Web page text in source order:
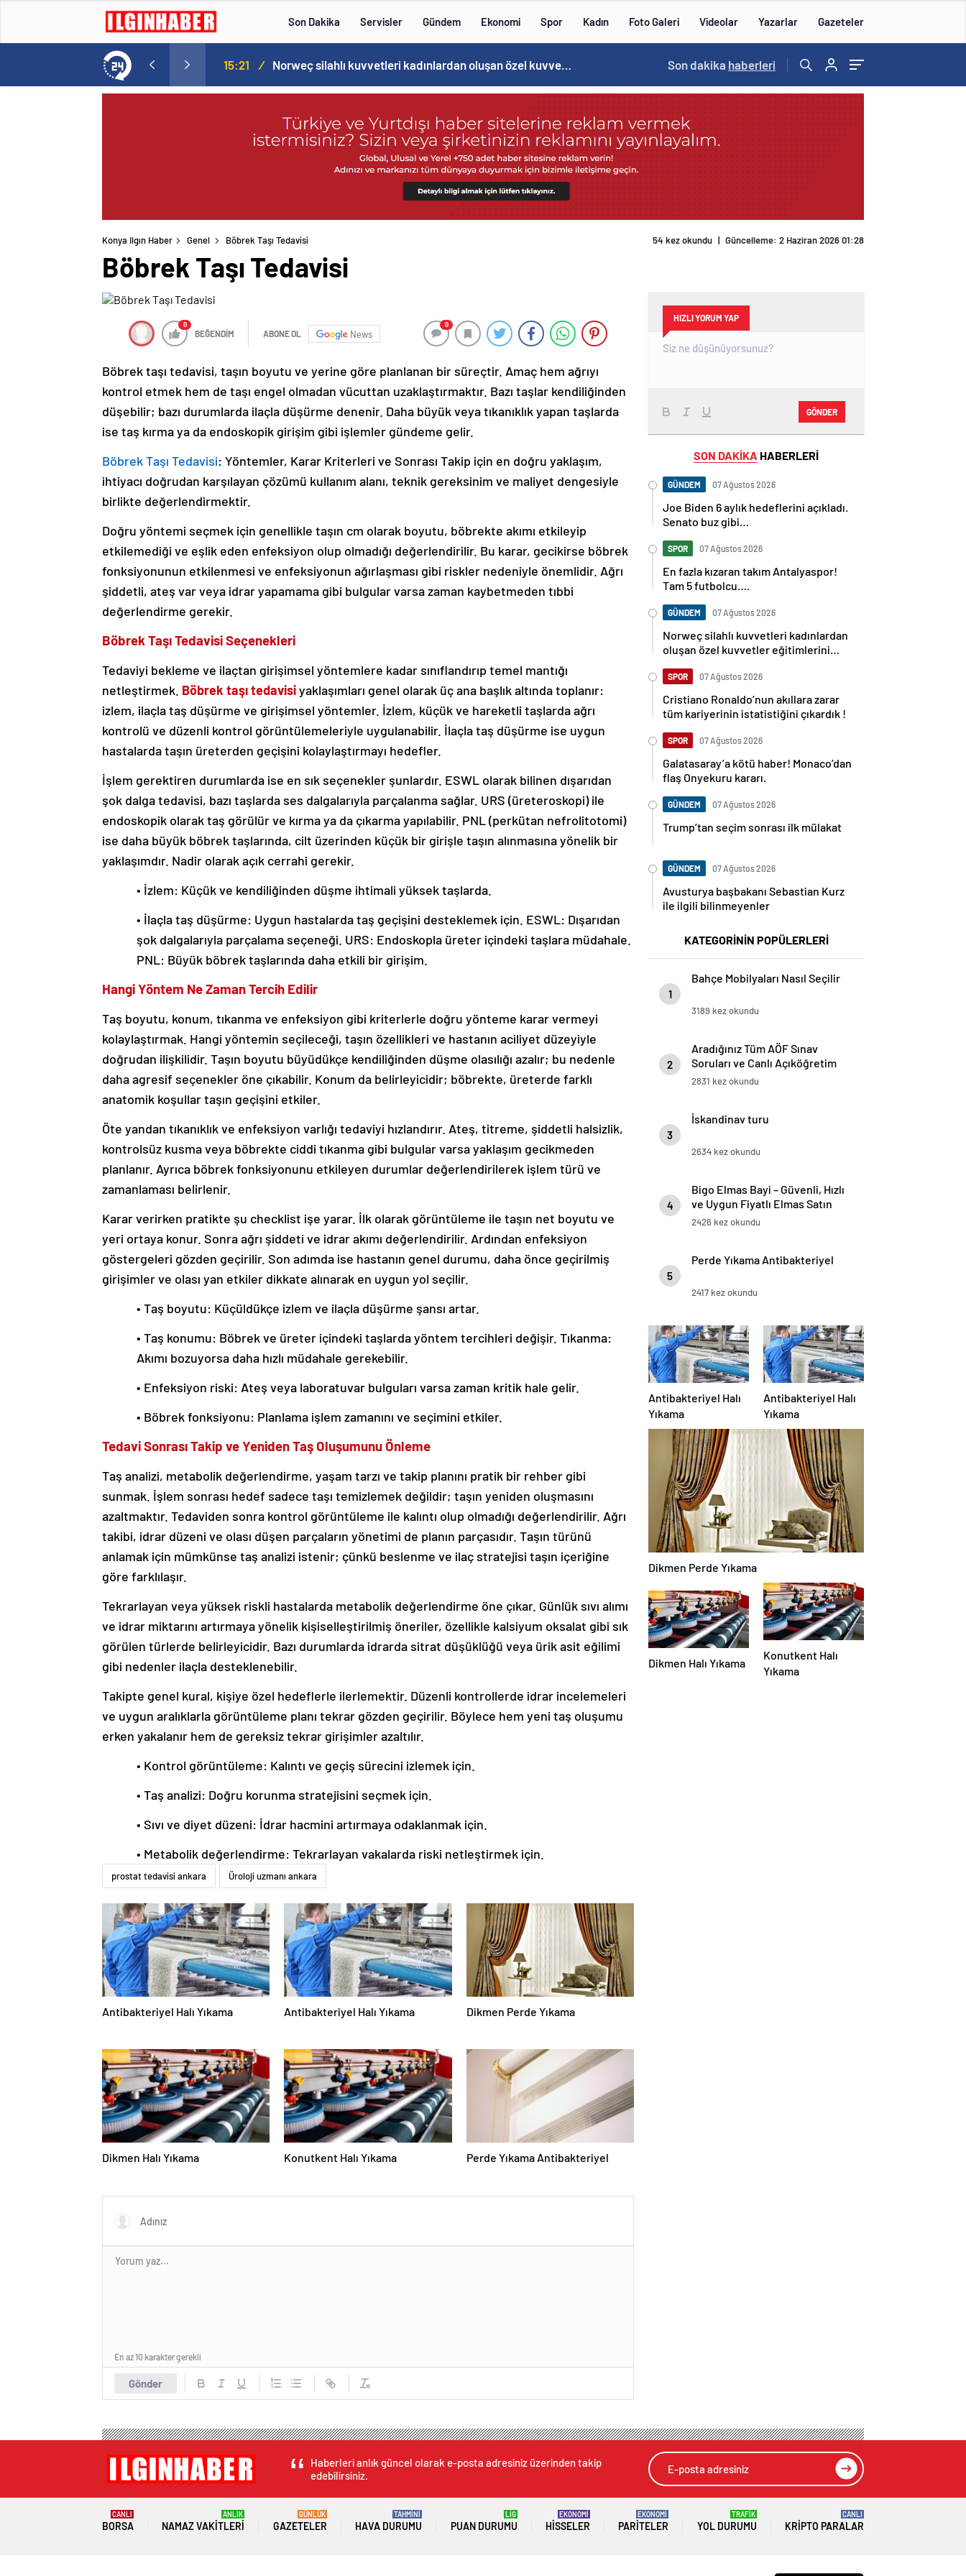
Son Dakika Servisler Gündem Ekonomi Spor Kadın Foto Galeri Videolar Yazarlar Gazeteler
Tam 5 futbolcu…. 15:21 / Norweç silahlı kuvvetleri kadınlardan oluşan özel kuvvetler eğitimlerini başlattı. 15:20 /
Son dakika haberleri
Konya Ilgın Haber Genel Böbrek Taşı Tedavisi 54 kez okundu | Güncelleme: 2 Haziran 2026 01:28
Böbrek Taşı Tedavisi
0
BEĞENDİM ABONE OL News
0
Böbrek taşı tedavisi, taşın boyutu ve yerine göre planlanan bir süreçtir. Amaç hem ağrıyı
kontrol etmek hem de taşı engel olmadan vücuttan uzaklaştırmaktır. Bazı taşlar kendiliğinden
düşebilir; bazı durumlarda ilaçla düşürme denenir. Daha büyük veya tıkanıklık yapan taşlarda
ise taş kırma ya da endoskopik girişim gibi işlemler gündeme gelir.
Böbrek Taşı Tedavisi: Yöntemler, Karar Kriterleri ve Sonrası Takip için en doğru yaklaşım,
ihtiyacı doğrudan karşılayan çözümü kullanım alanı, teknik gereksinim ve maliyet dengesiyle
birlikte değerlendirmektir.
Doğru yöntemi seçmek için genellikle taşın cm olarak boyutu, böbrekte akımı etkileyip
etkilemediği ve eşlik eden enfeksiyon olup olmadığı değerlendirilir. Bu karar, gecikirse böbrek
fonksiyonunun etkilenmesi ve enfeksiyonun ağırlaşması gibi riskler nedeniyle önemlidir. Ağrı
şiddetli, ateş var veya idrar yapamama gibi bulgular varsa zaman kaybetmeden tıbbi
değerlendirme gerekir.
Böbrek Taşı Tedavisi Seçenekleri
Tedaviyi bekleme ve ilaçtan girişimsel yöntemlere kadar sınıflandırıp temel mantığı
netleştirmek. Böbrek taşı tedavisiyaklaşımları genel olarak üç ana başlık altında toplanır:
izlem, ilaçla taş düşürme ve girişimsel yöntemler. İzlem, küçük ve hareketli taşlarda ağrı
kontrolü ve düzenli kontrol görüntülemeleriyle uygulanabilir. İlaçla taş düşürme ise uygun
hastalarda taşın üreterden geçişini kolaylaştırmayı hedefler.
İşlem gerektiren durumlarda ise en sık seçenekler şunlardır. ESWL olarak bilinen dışarıdan
şok dalga tedavisi, bazı taşlarda ses dalgalarıyla parçalanma sağlar. URS (üreteroskopi) ile
endoskopik olarak taş görülür ve kırma ya da çıkarma yapılabilir. PNL (perkütan nefrolitotomi)
ise daha büyük böbrek taşlarında, cilt üzerinden küçük bir girişle taşın alınmasına yönelik bir
yaklaşımdır. Nadir olarak açık cerrahi gerekir.
• İzlem: Küçük ve kendiliğinden düşme ihtimali yüksek taşlarda.
• İlaçla taş düşürme: Uygun hastalarda taş geçişini desteklemek için. ESWL: Dışarıdan
şok dalgalarıyla parçalama seçeneği. URS: Endoskopla üreter içindeki taşlara müdahale.
PNL: Büyük böbrek taşlarında daha etkili bir girişim.
Hangi Yöntem Ne Zaman Tercih Edilir
Taş boyutu, konum, tıkanma ve enfeksiyon gibi kriterlerle doğru yönteme karar vermeyi
kolaylaştırmak. Hangi yöntemin seçileceği, taşın özellikleri ve hastanın aciliyet düzeyiyle
doğrudan ilişkilidir. Taşın boyutu büyüdükçe kendiliğinden düşme olasılığı azalır; bu nedenle
daha agresif seçenekler öne çıkabilir. Konum da belirleyicidir; böbrekte, üreterde farklı
anatomik koşullar taşın geçişini etkiler.
Öte yandan tıkanıklık ve enfeksiyon varlığı tedaviyi hızlandırır. Ateş, titreme, şiddetli halsizlik,
kontrolsüz kusma veya böbrekte ciddi tıkanma gibi bulgular varsa yaklaşım gecikmeden
planlanır. Ayrıca böbrek fonksiyonunu etkileyen durumlar değerlendirilerek işlem türü ve
zamanlaması belirlenir.
Karar verirken pratikte şu checklist işe yarar. İlk olarak görüntüleme ile taşın net boyutu ve
yeri ortaya konur. Sonra ağrı şiddeti ve idrar akımı değerlendirilir. Ardından enfeksiyon
göstergeleri gözden geçirilir. Son adımda ise hastanın genel durumu, daha önce geçirilmiş
girişimler ve olası yan etkiler dikkate alınarak en uygun yol seçilir.
• Taş boyutu: Küçüldükçe izlem ve ilaçla düşürme şansı artar.
• Taş konumu: Böbrek ve üreter içindeki taşlarda yöntem tercihleri değişir. Tıkanma:
Akımı bozuyorsa daha hızlı müdahale gerekebilir.
• Enfeksiyon riski: Ateş veya laboratuvar bulguları varsa zaman kritik hale gelir.
• Böbrek fonksiyonu: Planlama işlem zamanını ve seçimini etkiler.
Tedavi Sonrası Takip ve Yeniden Taş Oluşumunu Önleme
Taş analizi, metabolik değerlendirme, yaşam tarzı ve takip planını pratik bir rehber gibi
sunmak. İşlem sonrası hedef sadece taşı temizlemek değildir; taşın yeniden oluşmasını
azaltmaktır. Tedaviden sonra kontrol görüntüleme ile kalıntı olup olmadığı değerlendirilir. Ağrı
takibi, idrar düzeni ve olası düşen parçaların yönetimi de planın parçasıdır. Taşın türünü
anlamak için mümkünse taş analizi istenir; çünkü beslenme ve ilaç stratejisi taşın içeriğine
göre farklılaşır.
Tekrarlayan veya yüksek riskli hastalarda metabolik değerlendirme öne çıkar. Günlük sıvı alımı
ve idrar miktarını artırmaya yönelik kişiselleştirilmiş öneriler, özellikle kalsiyum oksalat gibi sık
görülen türlerde belirleyicidir. Bazı durumlarda idrarda sitrat düşüklüğü veya ürik asit eğilimi
gibi nedenler ilaçla desteklenebilir.
Takipte genel kural, kişiye özel hedeflerle ilerlemektir. Düzenli kontrollerde idrar incelemeleri
ve uygun aralıklarla görüntüleme planı tekrar gözden geçirilir. Böylece hem yeni taş oluşumu
erken yakalanır hem de gereksiz tekrar girişimler azaltılır.
• Kontrol görüntüleme: Kalıntı ve geçiş sürecini izlemek için.
• Taş analizi: Doğru korunma stratejisini seçmek için.
• Sıvı ve diyet düzeni: İdrar hacmini artırmaya odaklanmak için.
• Metabolik değerlendirme: Tekrarlayan vakalarda riski netleştirmek için.
prostat tedavisi ankara Üroloji uzmanı ankara
Antibakteriyel Halı Yıkama Antibakteriyel Halı Yıkama Dikmen Perde Yıkama
Dikmen Halı Yıkama Konutkent Halı Yıkama Perde Yıkama Antibakteriyel
Gönder
En az 10 karakter gerekli
HIZLI YORUM YAP
GÖNDER
SON DAKİKA HABERLERİ
GÜNDEM 07 Ağustos 2026
Joe Biden 6 aylık hedeflerini açıkladı.
Senato buz gibi…
SPOR 07 Ağustos 2026
En fazla kızaran takım Antalyaspor!
Tam 5 futbolcu….
GÜNDEM 07 Ağustos 2026
Norweç silahlı kuvvetleri kadınlardan
oluşan özel kuvvetler eğitimlerini
SPOR 07 Ağustos 2026
Cristiano Ronaldo’nun akıllara zarar
tüm kariyerinin istatistiğini çıkardık !
SPOR 07 Ağustos 2026
Galatasaray’a kötü haber! Monaco’dan
flaş Onyekuru kararı.
GÜNDEM 07 Ağustos 2026
Trump’tan seçim sonrası ilk mülakat
GÜNDEM 07 Ağustos 2026
Avusturya başbakanı Sebastian Kurz
ile ilgili bilinmeyenler
KATEGORİNİN POPÜLERLERİ
1
Bahçe Mobilyaları Nasıl Seçilir
3189 kez okundu
2
Aradığınız Tüm AÖF Sınav
Soruları ve Canlı Açıköğretim
Forumu Burada
2831 kez okundu
3
İskandinav turu
2634 kez okundu
4
Bigo Elmas Bayi – Güvenli, Hızlı
ve Uygun Fiyatlı Elmas Satın
Almanın Yeni Adresi
2426 kez okundu
5
Perde Yıkama Antibakteriyel
2417 kez okundu
Antibakteriyel Halı
Yıkama
Antibakteriyel Halı
Yıkama
Dikmen Perde Yıkama
Dikmen Halı Yıkama
Konutkent Halı
Yıkama
Haberleri anlık güncel olarak e-posta adresiniz üzerinden takip
edebilirsiniz.
BORSA
CANLI
NAMAZ VAKITLERI
ANLIK
GAZETELER
GÜNLÜK
HAVA DURUMU
TAHMİNİ
PUAN DURUMU
LİG
HISSELER
EKONOMİ
PARITELER
EKONOMİ
YOL DURUMU
TRAFİK
KRIPTO PARALAR
CANLI